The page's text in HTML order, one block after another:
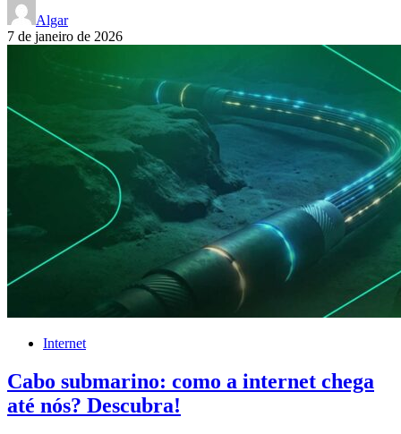
Algar
7 de janeiro de 2026
Internet
Cabo submarino: como a internet chega
até nós? Descubra!